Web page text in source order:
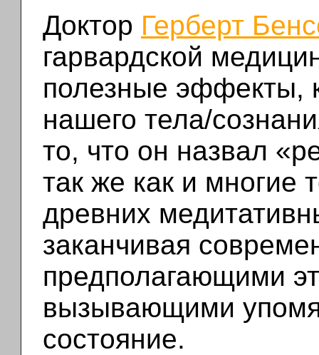
Доктор Герберт
гарвардской
полезные эффекты,
нашего тела/
то, что он назвал
так же как и многие
древних
заканчивая
предполагающими
вызывающими
состояние.